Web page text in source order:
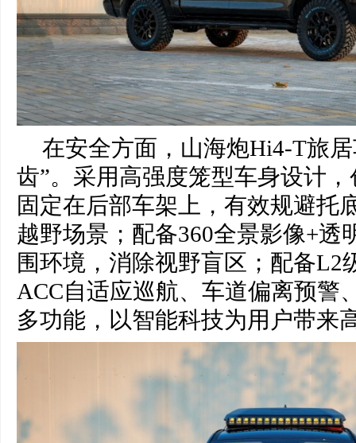
在安全方面，山海炮Hi4-T旅
齿”。采用高强度笼型车身设计
固定在后部车架上，有效规避托
越野场景；配备360全景影像+透
围环境，消除视野盲区；配备L2
ACC自适应巡航、车道偏离预警
多功能，以智能科技为用户带来